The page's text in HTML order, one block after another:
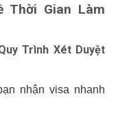
Thời Gian Làm
Trình Xét Duyệt
nhận visa nhanh